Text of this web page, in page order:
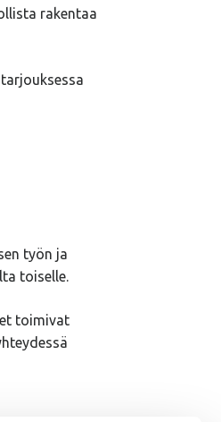
rakentaa
työn ja
toiselle.
toimivat